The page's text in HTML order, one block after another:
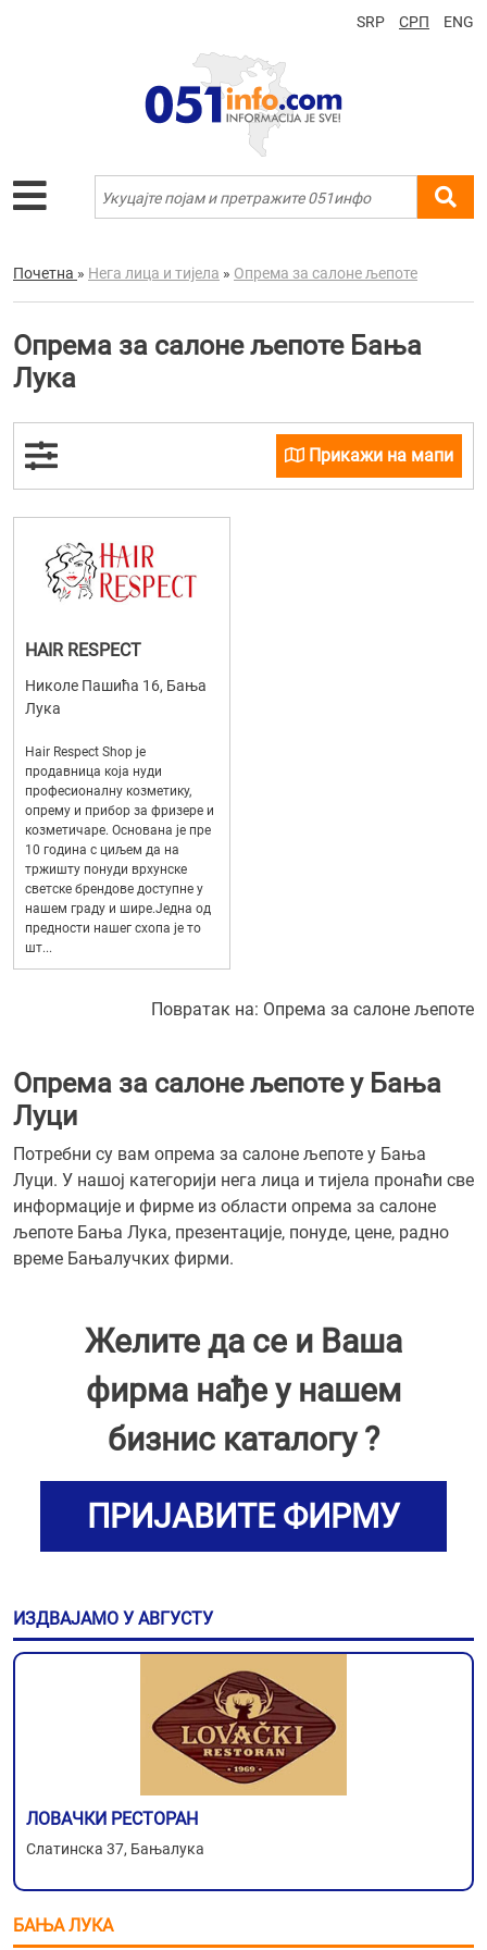
SRP СРП ENG
Почетна » Нега лица и тијела » Опрема за салоне љепоте
Опрема за салоне љепоте Бања
Лука
Прикажи на мапи
HAIR RESPECT
Николе Пашића 16, Бања
Лука
Hair Respect Shop је
продавница која нуди
професионалну козметику,
опрему и прибор за фризере и
козметичаре. Основана је пре
10 година с циљем да на
тржишту понуди врхунске
светске брендове доступне у
нашем граду и шире.Једна од
предности нашег схопа је то
шт...
Повратак на: Опрема за салоне љепоте
Опрема за салоне љепоте у Бања
Луци
Потребни су вам опрема за салоне љепоте у Бања
Луци. У нашој категорији нега лица и тијела пронаћи све
информације и фирме из области опрема за салоне
љепоте Бања Лука, презентације, понуде, цене, радно
време Бањалучких фирми.
Желите да се и Ваша
фирма нађе у нашем
бизнис каталогу ?
ПРИЈАВИТЕ ФИРМУ
ИЗДВАЈАМО У АВГУСТУ
ЛОВАЧКИ РЕСТОРАН
Слатинска 37, Бањалука
БАЊА ЛУКА